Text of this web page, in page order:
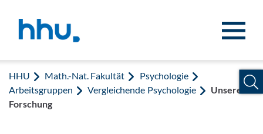
HHU Math.-Nat. Fakultät
Psychologie
Arbeitsgruppen
Vergleichende Psychologie
Unsere
Forschung